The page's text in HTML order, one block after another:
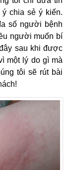
chia sẻ ý kiến.
số người bệnh
người muốn bí
sau khi được
một lý do gì mà
tôi sẽ rút bài